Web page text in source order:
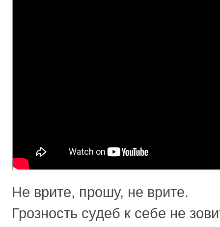
Не врите, прошу, не врите.
Грозность судеб к себе не